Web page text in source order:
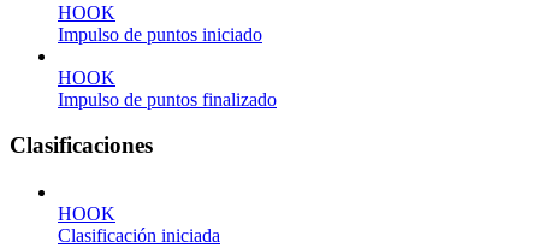
HOOK
Impulso de puntos iniciado
HOOK
Impulso de puntos finalizado
Clasificaciones
HOOK
Clasificación iniciada